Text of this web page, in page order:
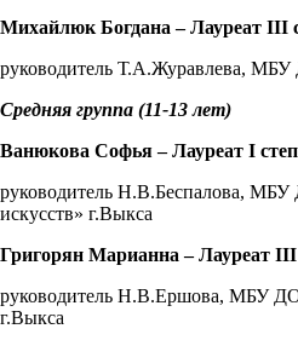
Михайлюк Богдана – Лауреат III
руководитель Т.А.Журавлева,
Средняя группа (11-13 лет)
Ванюкова Софья – Лауреат I
руководитель Н.В.Беспалова, МБУ
искусств» г.Выкса
Григорян Марианна – Лауреат III
руководитель Н.В.Ершова, МБУ ДО
г.Выкса